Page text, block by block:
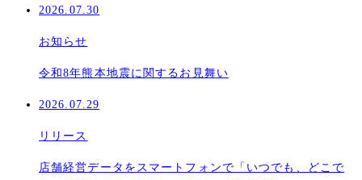
2026.07.30
お知らせ
令和8年熊本地震に関するお見舞い
2026.07.29
リリース
店舗経営データをスマートフォンで「いつでも、どこで